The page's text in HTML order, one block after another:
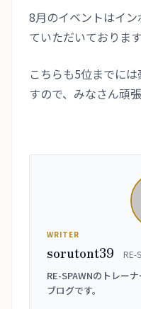
8月のイベントはイ
ていただいております
こちらも5位までに
すので、みなさん頑
WRITER
sorutont39 RE-
RE-SPAWNのトレー
ブログです。